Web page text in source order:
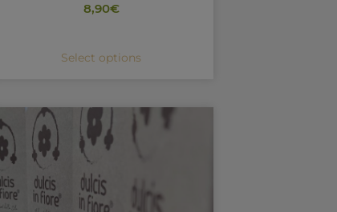
8,90€
Select options